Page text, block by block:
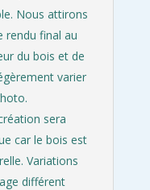
Nous attirons
rendu final au
du bois et de
varier
sera
car le bois est
Variations
différent